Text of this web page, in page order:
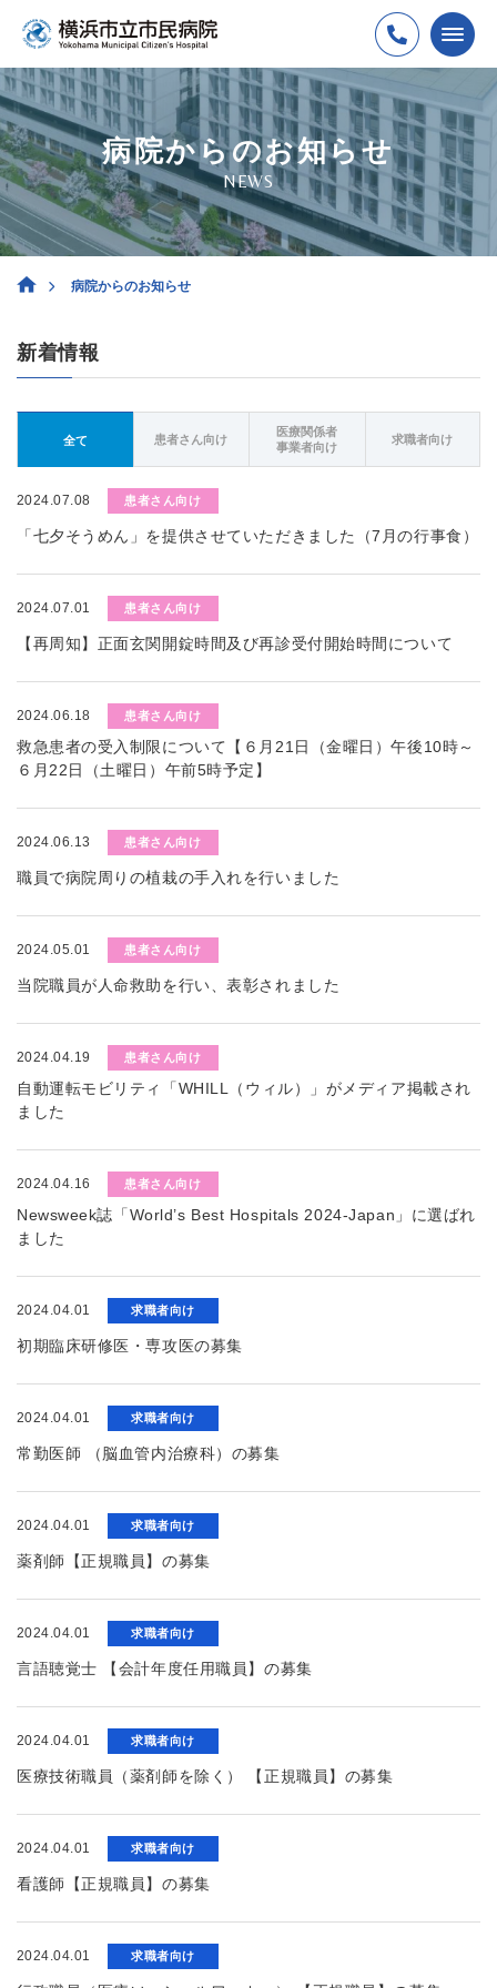
病院からのお知らせ
NEWS
病院からのお知らせ
新着情報
全て 患者さん向け
医療関係者
事業者向け
求職者向け
2024.07.08 患者さん向け
「七夕そうめん」を提供させていただきました（7月の行事食）
2024.07.01 患者さん向け
【再周知】正面玄関開錠時間及び再診受付開始時間について
2024.06.18 患者さん向け
救急患者の受入制限について【６月21日（金曜日）午後10時～
６月22日（土曜日）午前5時予定】
2024.06.13 患者さん向け
職員で病院周りの植栽の手入れを行いました
2024.05.01 患者さん向け
当院職員が人命救助を行い、表彰されました
2024.04.19 患者さん向け
自動運転モビリティ「WHILL（ウィル）」がメディア掲載され
ました
2024.04.16 患者さん向け
Newsweek誌「World’s Best Hospitals 2024-Japan」に選ばれ
ました
2024.04.01 求職者向け
初期臨床研修医・専攻医の募集
2024.04.01 求職者向け
常勤医師 （脳血管内治療科）の募集
2024.04.01 求職者向け
薬剤師【正規職員】の募集
2024.04.01 求職者向け
言語聴覚士 【会計年度任用職員】の募集
2024.04.01 求職者向け
医療技術職員（薬剤師を除く） 【正規職員】の募集
2024.04.01 求職者向け
看護師【正規職員】の募集
2024.04.01 求職者向け